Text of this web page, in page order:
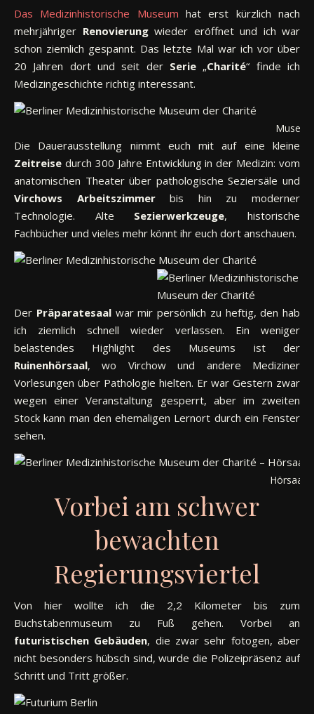
Das Medizinhistorische Museum hat erst kürzlich nach
mehrjähriger Renovierungwieder eröffnet und ich war
schon ziemlich gespannt. Das letzte Mal war ich vor über
20 Jahren dort und seit der Serie „Charité“ finde ich
Medizingeschichte richtig interessant.
Die Dauerausstellung nimmt euch mit auf eine kleine
Zeitreise durch 300 Jahre Entwicklung in der Medizin: vom
anatomischen Theater über pathologische Seziersäle und
Virchows Arbeitszimmerbis hin zu moderner
Technologie. Alte Sezierwerkzeuge, historische
Fachbücher und vieles mehr könnt ihr euch dort anschauen.
Der Präparatesaalwar mir persönlich zu heftig, den hab
ich ziemlich schnell wieder verlassen. Ein weniger
belastendes Highlight des Museums ist der
Ruinenhörsaal, wo Virchow und andere Mediziner
Vorlesungen über Pathologie hielten. Er war Gestern zwar
wegen einer Veranstaltung gesperrt, aber im zweiten
Stock kann man den ehemaligen Lernort durch ein Fenster
sehen.
Vorbei am schwer
bewachten
Regierungsviertel
Von hier wollte ich die 2,2 Kilometer bis zum
Buchstabenmuseum zu Fuß gehen. Vorbei an
futuristischen Gebäuden, die zwar sehr fotogen, aber
nicht besonders hübsch sind, wurde die Polizeipräsenz auf
Schritt und Tritt größer.